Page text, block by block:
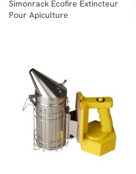
Simonrack Ecofire Extincteur
Pour Apiculture